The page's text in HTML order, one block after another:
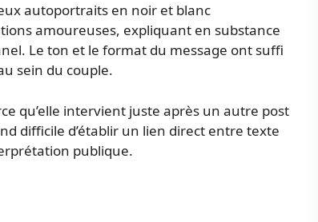
autoportraits en noir et blanc
amoureuses, expliquant en substance
Le ton et le format du message ont suffi
sein du couple.
qu’elle intervient juste après un autre post
difficile d’établir un lien direct entre texte
publique.